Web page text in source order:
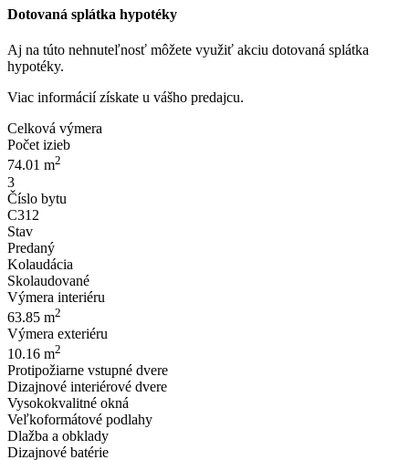
Dotovaná splátka hypotéky
Aj na túto nehnuteľnosť môžete využiť akciu dotovaná splátka
hypotéky.
Viac informácií získate u vášho predajcu.
Celková výmera
Počet izieb
74.01 m2
3
Číslo bytu
C312
Stav
Predaný
Kolaudácia
Skolaudované
Výmera interiéru
63.85 m2
Výmera exteriéru
10.16 m2
Protipožiarne vstupné dvere
Dizajnové interiérové dvere
Vysokokvalitné okná
Veľkoformátové podlahy
Dlažba a obklady
Dizajnové batérie